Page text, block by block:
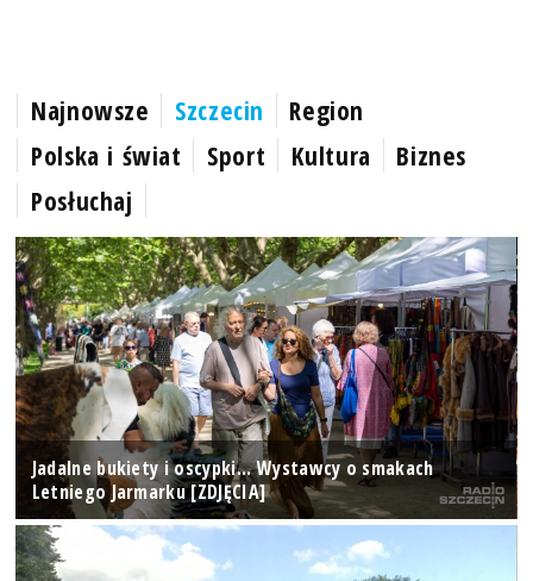
Najnowsze Szczecin
Region
Polska i świat
Sport Kultura
Biznes
Posłuchaj
Jadalne bukiety i oscypki... Wystawcy o smakach
Letniego Jarmarku [ZDJĘCIA]